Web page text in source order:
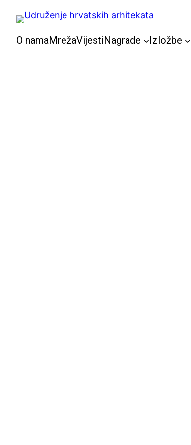
Skoči
sadržaja
O namaMrežaVijestiNagrade Izložbe